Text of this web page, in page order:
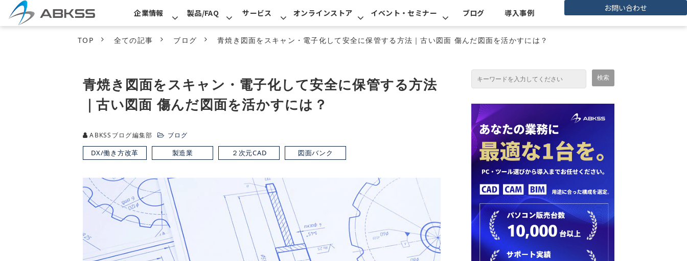
企業情報 製品/FAQ サービス オンラインストア イベント・セミナー ブログ 導入事例
お問い合わせ
TOP 全ての記事 ブログ 青焼き図面をスキャン・電子化して安全に保管する方法｜古い図面 傷んだ図面を活かすには？
青焼き図面をスキャン・電子化して安全に保管する方法
｜古い図面 傷んだ図面を活かすには？
ABKSSブログ編集部 ブログ
DX/働き方改革 製造業 ２次元CAD 図面バンク